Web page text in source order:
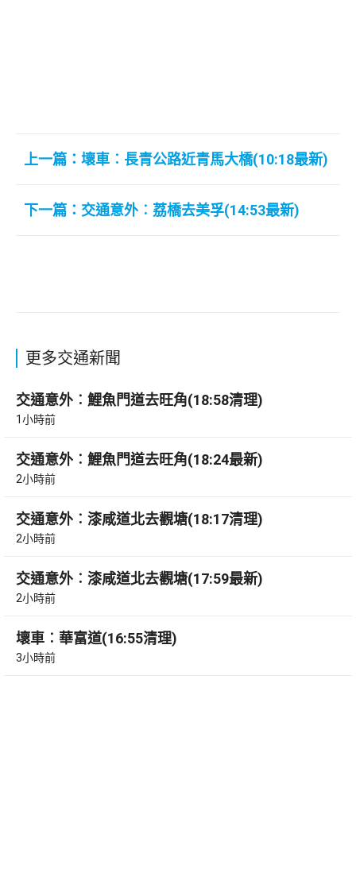
上一篇：壞車︰長青公路近青馬大橋(10:18最新)
下一篇：交通意外︰荔橋去美孚(14:53最新)
更多交通新聞
交通意外︰鯉魚門道去旺角(18:58清理)
1小時前
交通意外︰鯉魚門道去旺角(18:24最新)
2小時前
交通意外︰漆咸道北去觀塘(18:17清理)
2小時前
交通意外︰漆咸道北去觀塘(17:59最新)
2小時前
壞車︰華富道(16:55清理)
3小時前